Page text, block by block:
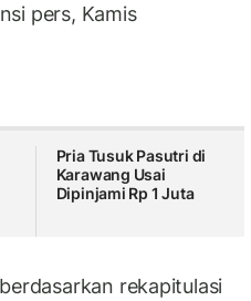
pers, Kamis
Pria Tusuk Pasutri di
Karawang Usai
Dipinjami Rp 1 Juta
rekapitulasi